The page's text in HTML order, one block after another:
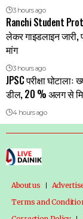
3 hours ago
Ranchi Student
लेकर गाइडलाइन जारी,
मांग
3 hours ago
JPSC परीक्षा
डील, 20 % अलग से
4 hours ago
About us
Terms and